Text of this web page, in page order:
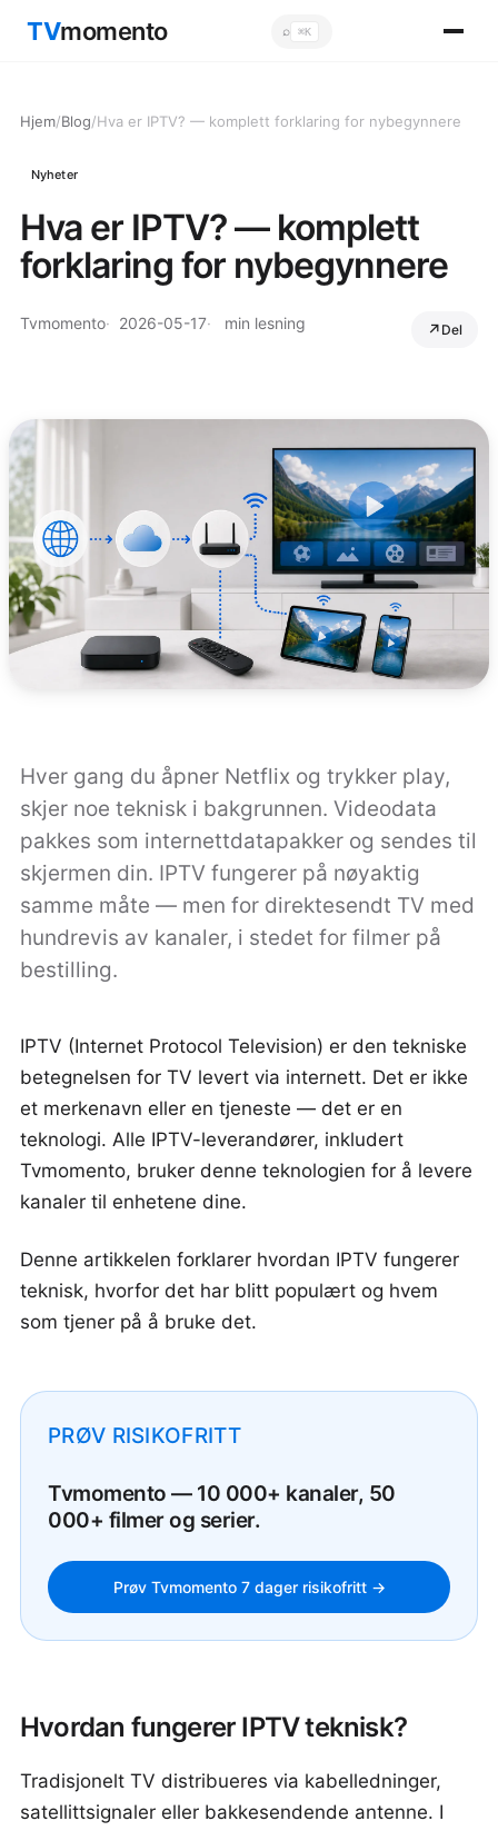
TVmomento ⌕
Sök⌘K
Hjem/Blog/Hva er IPTV? — komplett forklaring for nybegynnere
Nyheter
Hva er IPTV? — komplett
forklaring for nybegynnere
Tvmomento 2026-05-17 min lesning Del
Hver gang du åpner Netflix og trykker play,
skjer noe teknisk i bakgrunnen. Videodata
pakkes som internettdatapakker og sendes til
skjermen din. IPTV fungerer på nøyaktig
samme måte — men for direktesendt TV med
hundrevis av kanaler, i stedet for filmer på
bestilling.
IPTV (Internet Protocol Television) er den tekniske
betegnelsen for TV levert via internett. Det er ikke
et merkenavn eller en tjeneste — det er en
teknologi. Alle IPTV-leverandører, inkludert
Tvmomento, bruker denne teknologien for å levere
kanaler til enhetene dine.
Denne artikkelen forklarer hvordan IPTV fungerer
teknisk, hvorfor det har blitt populært og hvem
som tjener på å bruke det.
PRØV RISIKOFRITT
Tvmomento — 10 000+ kanaler, 50
000+ filmer og serier.
Prøv Tvmomento 7 dager risikofritt →
Hvordan fungerer IPTV teknisk?
Tradisjonelt TV distribueres via kabelledninger,
satellittsignaler eller bakkesendende antenne. I